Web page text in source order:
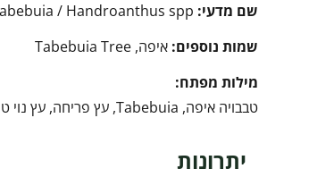
שם מדעי:
שמות נוספים: איפה, Tabebuia Tree
מילות מפתח:
טבבויה איפה, Tabebuia, עץ פריחה, עץ נוי טרופי, פריחה ורודה, פריחה צהובה, עצים לגינה, עץ לשדרה, גינה טרופית, עץ מרשים
יתרונות